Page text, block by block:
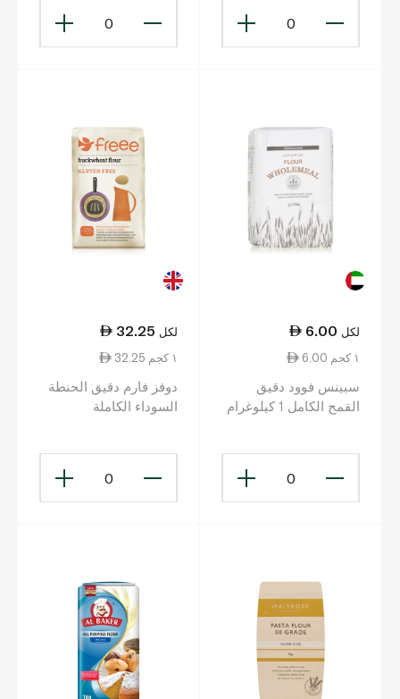
0
0
6.00 لكل
6.00 ١ كجم
سبينس فوود دقيق
القمح الكامل 1 كيلوغرام
0
32.25 لكل
32.25 ١ كجم
دوفز فارم دقيق الحنطة
السوداء الكاملة
0